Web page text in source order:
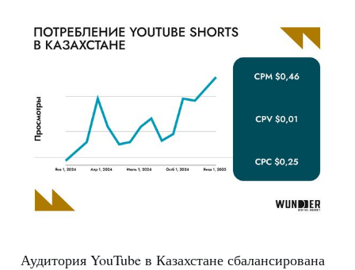
Аудитория YouTube в Казахстане сбалансирована